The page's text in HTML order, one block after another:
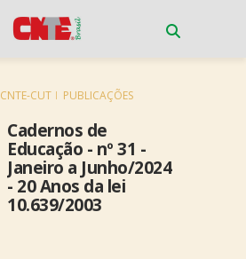
CNTE-CUT PUBLICAÇÕES
Cadernos de
Educação - nº 31 -
Janeiro a Junho/2024
- 20 Anos da lei
10.639/2003